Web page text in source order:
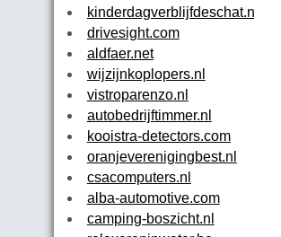
kinderdagverblijfdeschat.nl
drivesight.com
aldfaer.net
wijzijnkoplopers.nl
vistroparenzo.nl
autobedrijftimmer.nl
kooistra-detectors.com
oranjeverenigingbest.nl
csacomputers.nl
alba-automotive.com
camping-boszicht.nl